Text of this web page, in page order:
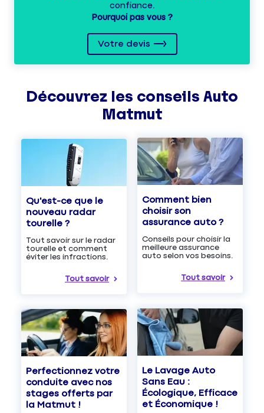
confiance.
Pourquoi pas vous ?
Votre devis
Découvrez les conseils Auto
Matmut
Qu'est-ce que le
nouveau radar
tourelle ?
Tout savoir sur le radar
tourelle et comment
éviter les infractions.
Tout savoir
Comment bien
choisir son
assurance auto ?
Conseils pour choisir la
meilleure assurance
auto selon vos besoins.
Tout savoir
Perfectionnez votre
conduite avec nos
stages offerts par
la Matmut !
Le Lavage Auto
Sans Eau :
Écologique, Efficace
et Économique !